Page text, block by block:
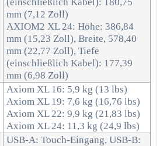
mm (7,12 Zoll)
AXIOM2 XL 24: Höhe: 386,84
mm (15,23 Zoll), Breite, 578,40
mm (22,77 Zoll), Tiefe
(einschließlich Kabel): 177,39
mm (6,98 Zoll)
Axiom XL 16: 5,9 kg (13 lbs)
Axiom XL 19: 7,6 kg (16,76 lbs)
Axiom XL 22: 9,9 kg (21,83 lbs)
Axiom XL 24: 11,3 kg (24,9 lbs)
USB-A: Touch-Eingang, USB-B: